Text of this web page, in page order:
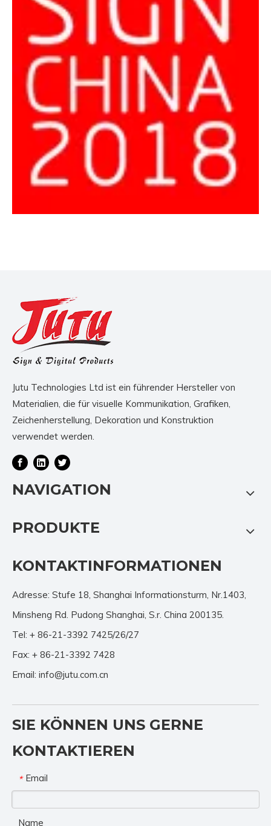
Jutu Technologies Ltd ist ein führender Hersteller von
Materialien, die für visuelle Kommunikation, Grafiken,
Zeichenherstellung, Dekoration und Konstruktion
verwendet werden.
NAVIGATION
PRODUKTE
KONTAKTINFORMATIONEN
Adresse: Stufe 18, Shanghai Informationsturm, Nr.1403,
Minsheng Rd. Pudong Shanghai, S.r. China 200135.
Tel: + 86-21-3392 7425/26/27
Fax: + 86-21-3392 7428
Email: info@jutu.com.cn
SIE KÖNNEN UNS GERNE
KONTAKTIEREN
* Email
Name